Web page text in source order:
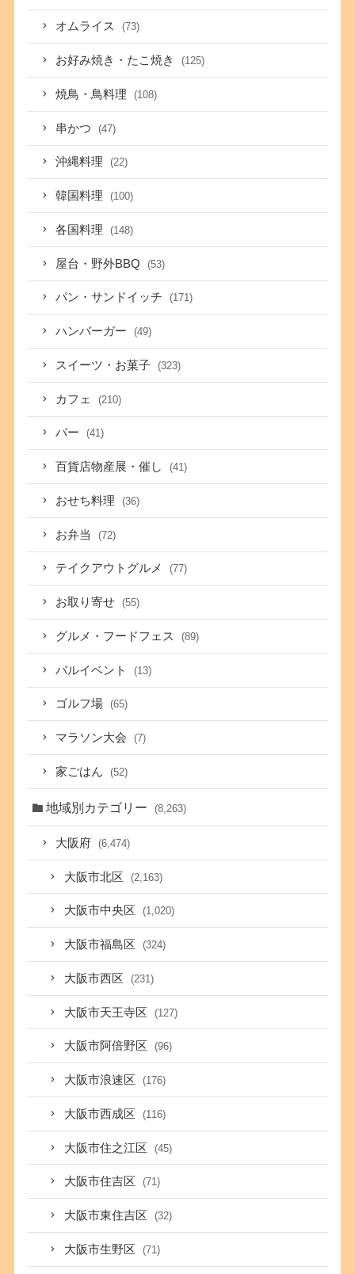
オムライス (73)
お好み焼き・たこ焼き (125)
焼鳥・鳥料理 (108)
串かつ (47)
沖縄料理 (22)
韓国料理 (100)
各国料理 (148)
屋台・野外BBQ (53)
パン・サンドイッチ (171)
ハンバーガー (49)
スイーツ・お菓子 (323)
カフェ (210)
バー (41)
百貨店物産展・催し (41)
おせち料理 (36)
お弁当 (72)
テイクアウトグルメ (77)
お取り寄せ (55)
グルメ・フードフェス (89)
バルイベント (13)
ゴルフ場 (65)
マラソン大会 (7)
家ごはん (52)
地域別カテゴリー (8,263)
大阪府 (6,474)
大阪市北区 (2,163)
大阪市中央区 (1,020)
大阪市福島区 (324)
大阪市西区 (231)
大阪市天王寺区 (127)
大阪市阿倍野区 (96)
大阪市浪速区 (176)
大阪市西成区 (116)
大阪市住之江区 (45)
大阪市住吉区 (71)
大阪市東住吉区 (32)
大阪市生野区 (71)